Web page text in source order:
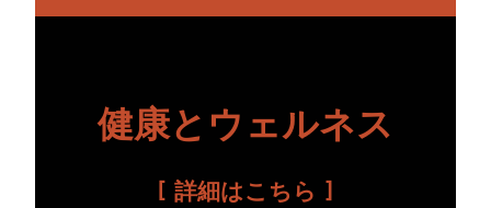
健康とウェルネス
詳細はこちら